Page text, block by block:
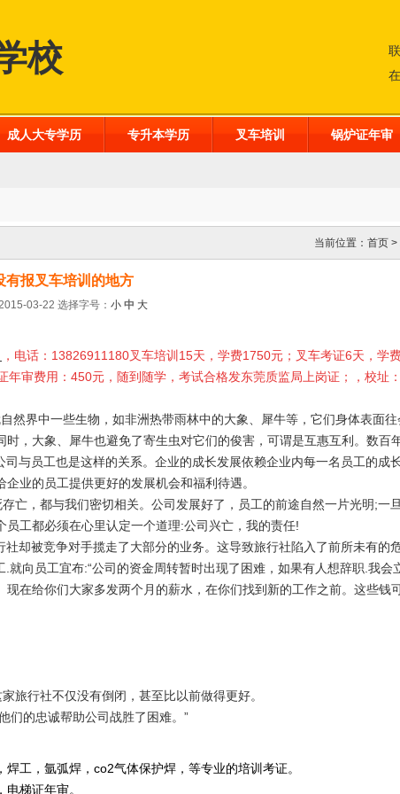
校
成人大专学历 专升本学历 叉车培训 锅炉证年审
当前位置： 首页 >
有报叉车培训的地方​
03-22 选择字号： 小 中 大
，电话：13826911180叉车培训15天，学费1750元；叉车考证6天，学
审费用：450元，随到随学，考试合格发东莞质监局上岗证；，校址
然界中一些生物，如非洲热带雨林中的大象、犀牛等，它们身体表面
，大象、犀牛也避免了寄生虫对它们的俊害，可谓是互惠互利。数百
司与员工也是这样的关系。企业的成长发展依赖企业内每一名员工的成
业的员工提供更好的发展机会和福利待遇。
亡，都与我们密切相关。公司发展好了，员工的前途自然一片光明;一
员工都必须在心里认定一个道理:公司兴亡，我的责任!
却被竞争对手揽走了大部分的业务。这导致旅行社陷入了前所未有的危
就向员工宜布:“公司的资金周转暂时出现了困难，如果有人想辞职 我会
在给你们大家多发两个月的薪水，在你们找到新的工作之前。这些钱
旅行社不仅没有倒闭，甚至比以前做得更好。
们的忠诚帮助公司战胜了困难。”
工，氩弧焊，co2气体保护焊，等专业的培训考证。
证年审。